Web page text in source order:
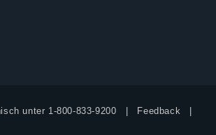
unter 1-800-833-9200 Feedback